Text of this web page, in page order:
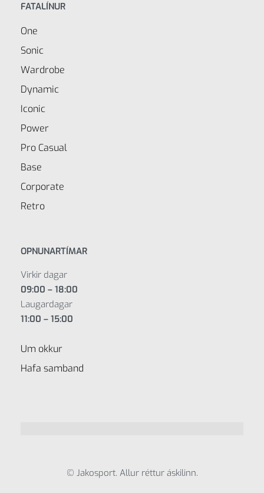
FATALÍNUR
One
Sonic
Wardrobe
Dynamic
Iconic
Power
Pro Casual
Base
Corporate
Retro
OPNUNARTÍMAR
Virkir dagar
09:00 – 18:00
Laugardagar
11:00 – 15:00
Um okkur
Hafa samband
© Jakosport. Allur réttur áskilinn.